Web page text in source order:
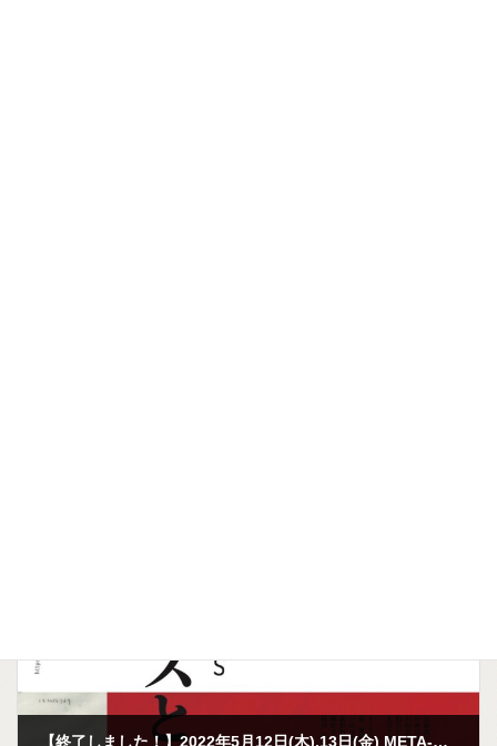
【終了しました！】2022年5月12日(木),13日(金) META-XENAKIS「クセナキスと舞」＠彩の国さいたま芸術劇場